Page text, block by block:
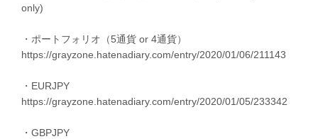
only)
・ポートフォリオ（5通貨 or 4通貨）
https://grayzone.hatenadiary.com/entry/2020/01/06/211143
・EURJPY
https://grayzone.hatenadiary.com/entry/2020/01/05/233342
・GBPJPY